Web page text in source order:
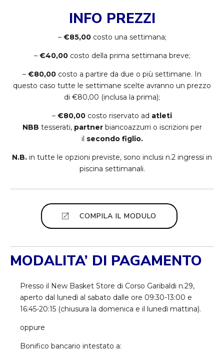
INFO PREZZI
– €85,00costo una settimana;
– €40,00costo della prima settimana breve;
– €80,00 costo a partire da due o più settimane. In
questo caso tutte le settimane scelte avranno un prezzo
di €80,00 (inclusa la prima);
– €80,00 costo riservato ad atleti
NBB tesserati, partnerbiancoazzurri o iscrizioni per
il secondo figlio.
N.B. in tutte le opzioni previste, sono inclusi n.2 ingressi in
piscina settimanali.
COMPILA IL MODULO
MODALITA’ DI PAGAMENTO
Presso il New Basket Store di Corso Garibaldi n.29,
aperto dal lunedì al sabato dalle ore 09:30-13:00 e
16:45-20:15 (chiusura la domenica e il lunedì mattina).
oppure
Bonifico bancario intestato a: